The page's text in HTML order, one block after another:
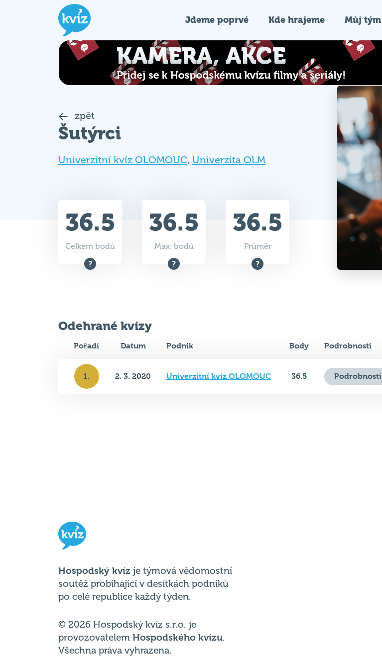
Jdeme poprvé Kde hrajeme Můj tým
zpět
Šutýrci
Univerzitní kvíz OLOMOUC, Univerzita OLM
36.5
Celkem bodů
36.5
Max. bodů
36.5
Průměr
Odehrané kvízy
Pořadí Datum Podnik Body Podrobnosti
1. 2. 3. 2020 Univerzitní kvíz OLOMOUC 36.5 Podrobnosti
Hospodský kvíz je týmová vědomostní
soutěž probíhající v desítkách podniků
po celé republice každý týden.
© 2026 Hospodský kvíz s.r.o. je
provozovatelem Hospodského kvízu.
Všechna práva vyhrazena.